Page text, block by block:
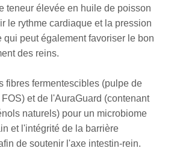
teneur élevée en huile de poisson
le rythme cardiaque et la pression
qui peut également favoriser le bon
des reins.
fibres fermentescibles (pulpe de
FOS) et de l'AuraGuard (contenant
naturels) pour un microbiome
et l'intégrité de la barrière
de soutenir l'axe intestin-rein.